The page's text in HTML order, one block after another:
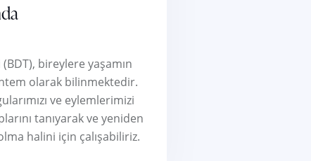
(BDT), bireylere yaşamın
olarak bilinmektedir.
ve eylemlerimizi
tanıyarak ve yeniden
halini için çalışabiliriz.